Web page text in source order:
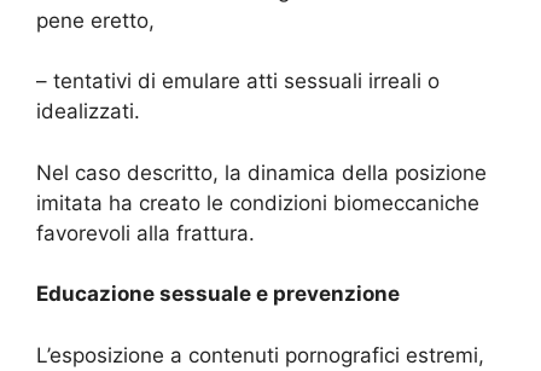
pene eretto,
– tentativi di emulare atti sessuali irreali o
idealizzati.
Nel caso descritto, la dinamica della posizione
imitata ha creato le condizioni biomeccaniche
favorevoli alla frattura.
Educazione sessuale e prevenzione
L’esposizione a contenuti pornografici estremi,